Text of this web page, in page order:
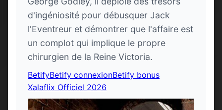
d'ingéniosité pour débusquer Jack
l'Eventreur et démontrer que l'affaire est
un complot qui implique le propre
chirurgien de la Reine Victoria.
BetifyBetify connexionBetify bonus
Xalaflix Officiel 2026